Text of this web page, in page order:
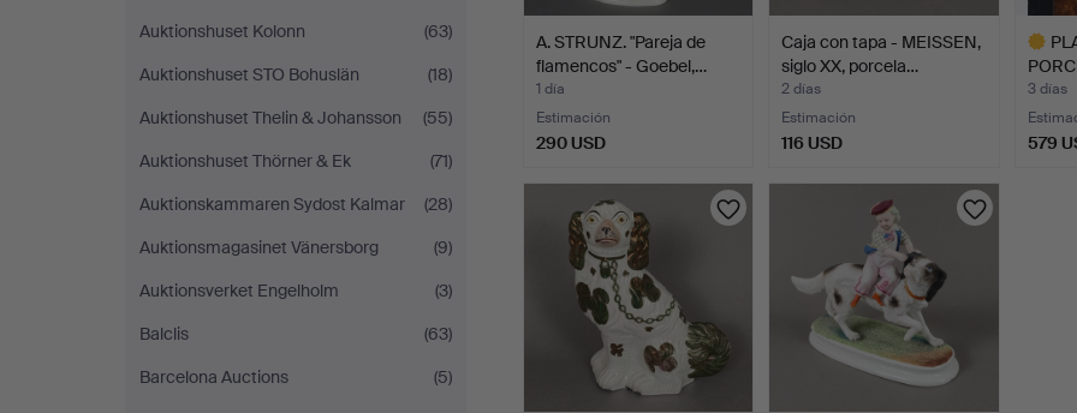
Auktionshuset Kolonn
(63)
Auktionshuset STO Bohuslän
(18)
Auktionshuset Thelin & Johansson
(55)
Auktionshuset Thörner & Ek
(71)
Auktionskammaren Sydost Kalmar
(28)
Auktionsmagasinet Vänersborg
(9)
Auktionsverket Engelholm
(3)
Balclis
(63)
Barcelona Auctions
(5)
A. STRUNZ. "Pareja de
flamencos" - Goebel,…
1 día
Estimación
290 USD
Caja con tapa - MEISSEN,
siglo XX, porcela…
2 días
Estimación
116 USD
3 días
579